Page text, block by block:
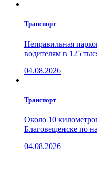
Транспорт
Неправильная
водителям в 125
04.08.2026
Транспорт
Около 10
Благовещенске по
04.08.2026